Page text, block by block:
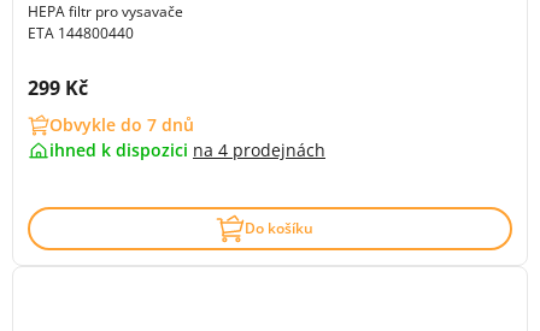
HEPA filtr pro vysavače
ETA 144800440
Cena s DPH:
299 Kč
Obvykle do 7 dnů
ihned k dispozici na 4 prodejnách
Do košíku